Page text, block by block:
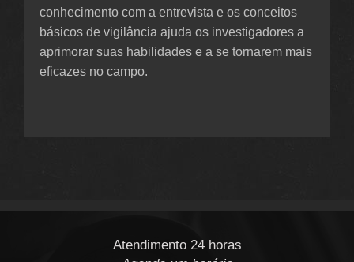
conhecimento com a entrevista e os conceitos
básicos de vigilância ajuda os investigadores a
aprimorar suas habilidades e a se tornarem mais
eficazes no campo.
Atendimento 24 horas